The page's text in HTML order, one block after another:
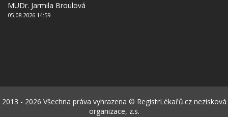
MUDr. Jarmila Broulová
05.08.2026 14:59
2013 - 2026 Všechna práva vyhrazena © RegistrLékařů.cz nezisková
organizace, z.s.